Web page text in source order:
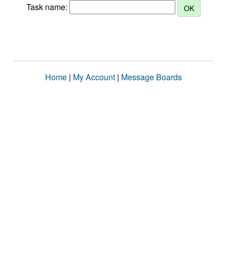
Task name:
Home | My Account | Message Boards